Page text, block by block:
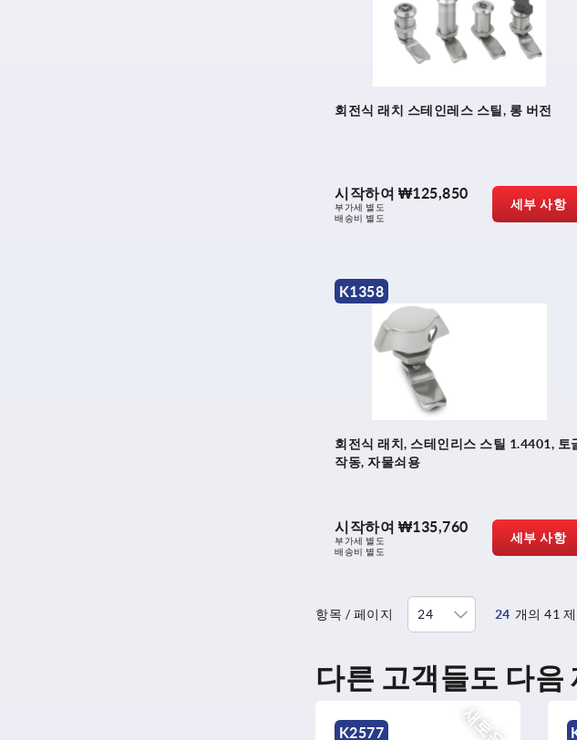
회전식 래치 스테인레스 스틸, 롱 버전
시작하여 ₩125,850
부가세 별도
배송비 별도
세부 사항
K1358
회전식 래치, 스테인리스 스틸 1.4401, 토
작동, 자물쇠용
시작하여 ₩135,760
부가세 별도
배송비 별도
세부 사항
항목 / 페이지 24 개의 41
다른 고객들도 다음
새로운
K2577